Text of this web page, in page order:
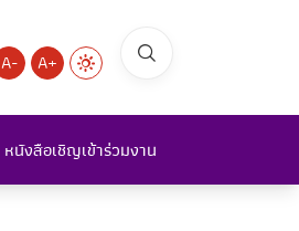
A- A+
หนังสือเชิญเข้าร่วมงาน